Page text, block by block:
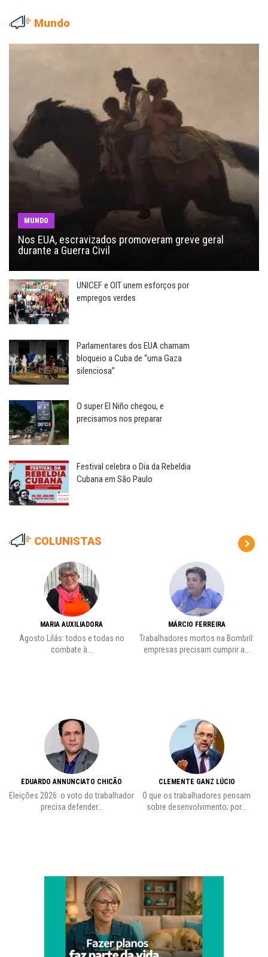
Mundo
MUNDO
Nos EUA, escravizados promoveram greve geral
durante a Guerra Civil
UNICEF e OIT unem esforços por
empregos verdes
Parlamentares dos EUA chamam
bloqueio a Cuba de “uma Gaza
silenciosa”
O super El Niño chegou, e
precisamos nos preparar
Festival celebra o Dia da Rebeldia
Cubana em São Paulo
COLUNISTAS
MARIA AUXILIADORA
Agosto Lilás: todos e todas no
combate à...
EDUARDO ANNUNCIATO CHICÃO
Eleições 2026: o voto do trabalhador
precisa defender...
MÁRCIO FERREIRA
Trabalhadores mortos na Bombril:
empresas precisam cumprir a...
CLEMENTE GANZ LÚCIO
O que os trabalhadores pensam
sobre desenvolvimento; por...